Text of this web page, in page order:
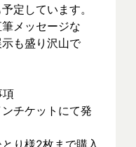
定しています。
メッセージな
も盛り沢山で
項
チケットにて発
り様2枚まで購入